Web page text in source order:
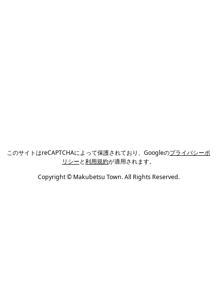
このサイトはreCAPTCHAによって保護されており、Googleのプライバシーポ
リシーと利用規約が適用されます。
Copyright © Makubetsu Town. All Rights Reserved.